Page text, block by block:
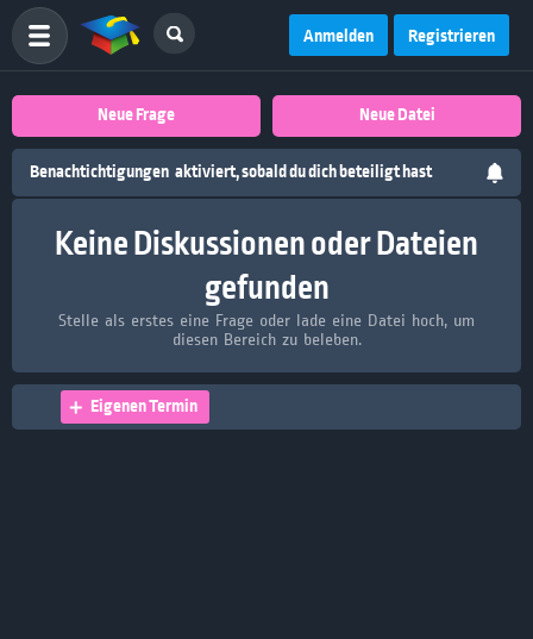
Anmelden Registrieren
Neue Frage Neue Datei
Benachtichtigungen aktiviert, sobald du dich beteiligt hast
Keine Diskussionen oder Dateien
gefunden
Stelle als erstes eine Frage oder lade eine Datei hoch, um
diesen Bereich zu beleben.
Eigenen Termin